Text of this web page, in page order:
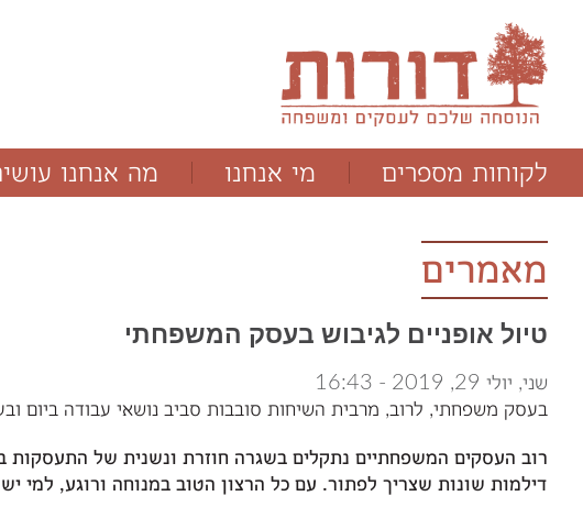
לקוחות מספרים מי אנחנו מה אנחנו
מאמרים
טיול אופניים לגיבוש בעסק המשפחתי
שני, יולי 29, 2019 - 16:43
בעסק משפחתי, לרוב, מרבית השיחות סובבות סביב נושאי עבודה ביום
רוב העסקים המשפחתיים נתקלים בשגרה חוזרת ונשנית של התעסקות
דילמות שונות שצריך לפתור. עם כל הרצון הטוב במנוחה ורוגע, למי